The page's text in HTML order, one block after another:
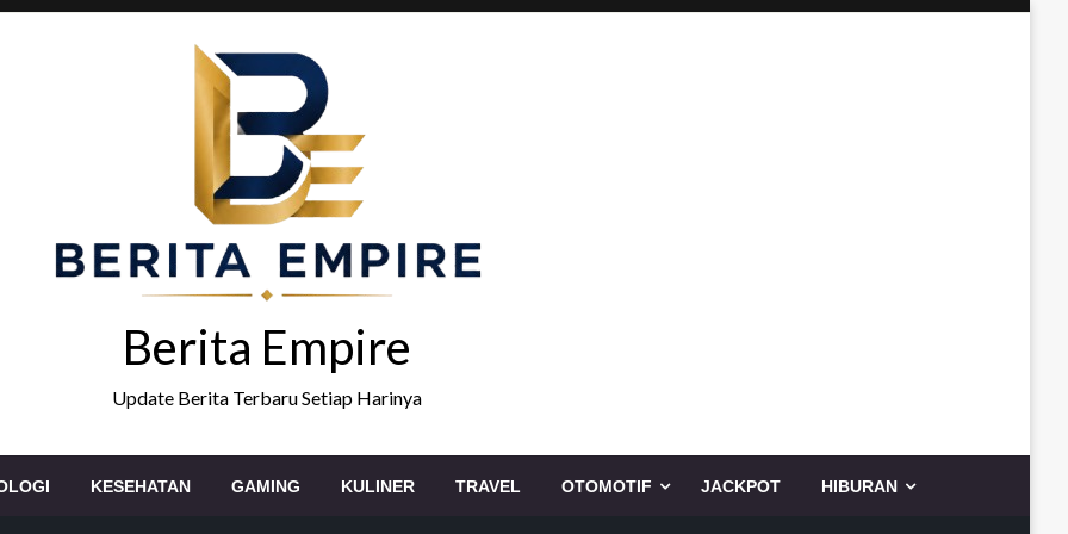
Berita Empire
Update Berita Terbaru Setiap Harinya
KESEHATAN GAMING KULINER TRAVEL OTOMOTIF JACKPOT HIBURAN